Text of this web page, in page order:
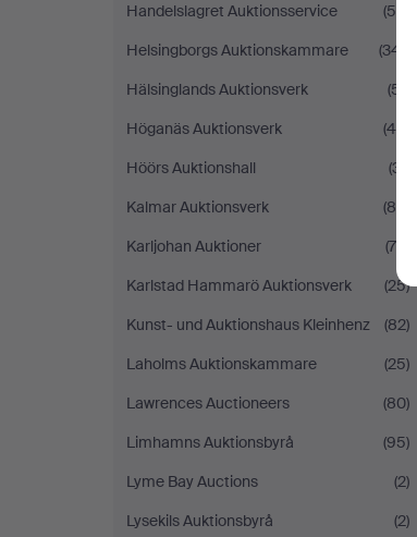
Handelslagret Auktionsservice
(56)
Helsingborgs Auktionskammare
(341)
Hälsinglands Auktionsverk
(51)
Höganäs Auktionsverk
(49)
Höörs Auktionshall
(31)
Kalmar Auktionsverk
(89)
Karljohan Auktioner
(76)
Karlstad Hammarö Auktionsverk
(25)
Kunst- und Auktionshaus Kleinhenz
(82)
Laholms Auktionskammare
(25)
Lawrences Auctioneers
(80)
Limhamns Auktionsbyrå
(95)
Lyme Bay Auctions
(2)
Lysekils Auktionsbyrå
(2)